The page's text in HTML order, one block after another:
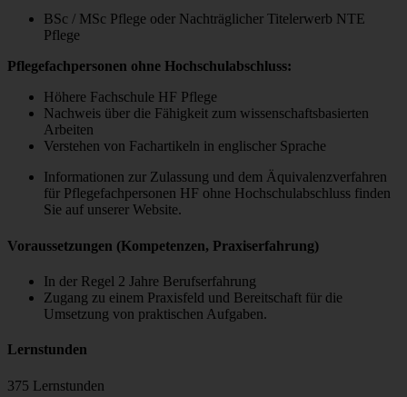
BSc / MSc Pflege oder Nachträglicher Titelerwerb NTE
Pflege
Pflegefachpersonen ohne Hochschulabschluss:
Höhere Fachschule HF Pflege
Nachweis über die Fähigkeit zum wissenschaftsbasierten
Arbeiten
Verstehen von Fachartikeln in englischer Sprache
Informationen zur Zulassung und dem Äquivalenzverfahren
für Pflegefachpersonen HF ohne Hochschulabschluss finden
Sie auf unserer Website.
Voraussetzungen (Kompetenzen, Praxiserfahrung)
In der Regel 2 Jahre Berufserfahrung
Zugang zu einem Praxisfeld und Bereitschaft für die
Umsetzung von praktischen Aufgaben.
Lernstunden
375 Lernstunden